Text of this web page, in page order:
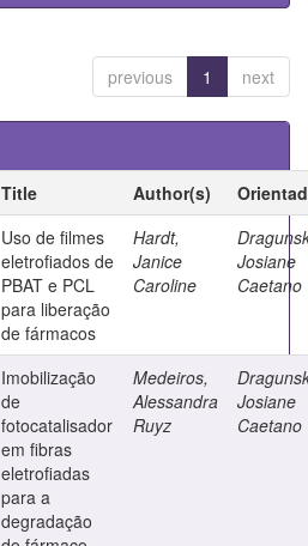
previous 1 next
Title Author(s)
Uso de filmes
eletrofiados de
PBAT e PCL
para liberação
de fármacos
Hardt,
Janice
Caroline
Josiane
Caetano
Imobilização
de
fotocatalisador
em fibras
eletrofiadas
para a
degradação
Medeiros,
Alessandra
Ruyz
Josiane
Caetano